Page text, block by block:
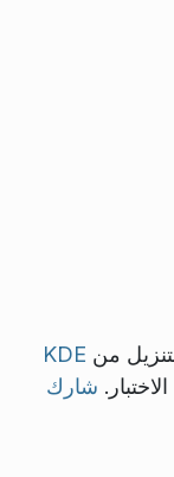
من KDE
شارك